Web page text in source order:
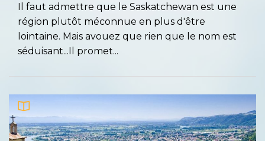
Il faut admettre que le Saskatchewan est une
région plutôt méconnue en plus d'être
lointaine. Mais avouez que rien que le nom est
séduisant...Il promet...